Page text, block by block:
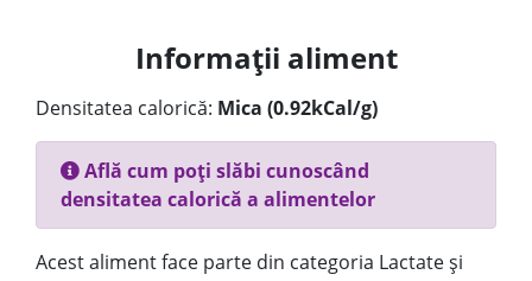
Informații aliment
Densitatea calorică: Mica (0.92kCal/g)
Află cum poți slăbi cunoscând
densitatea calorică a alimentelor
Acest aliment face parte din categoria Lactate și